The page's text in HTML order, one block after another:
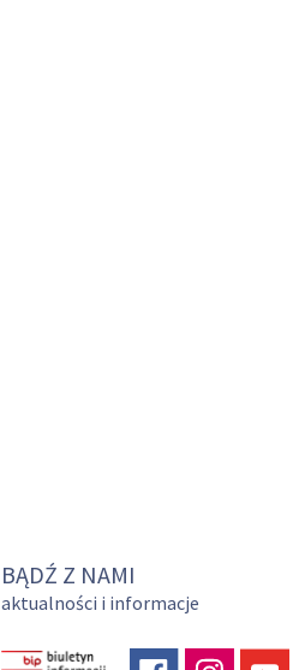
BĄDŹ Z NAMI
aktualności i informacje